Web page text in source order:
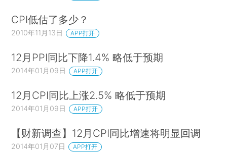
CPI低估了多少？
2010年11月13日 APP打开
12月PPI同比下降1.4% 略低于预期
2014年01月09日 APP打开
12月CPI同比上涨2.5% 略低于预期
2014年01月09日 APP打开
【财新调查】12月CPI同比增速将明显回调
2014年01月07日 APP打开